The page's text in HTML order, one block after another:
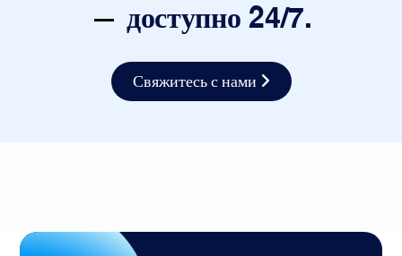
доступно 24/7.
Свяжитесь с нами